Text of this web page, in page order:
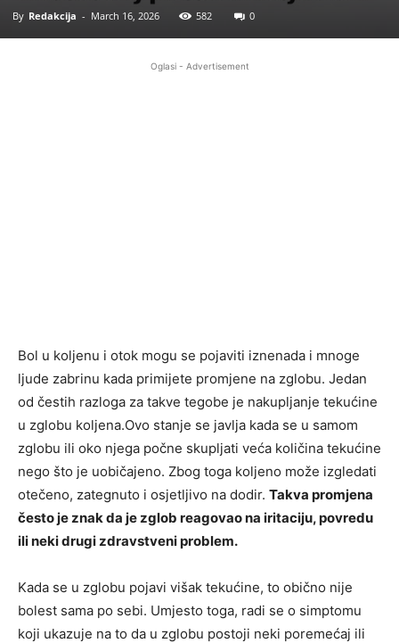
By Redakcija - March 16, 2026 582 0
Oglasi - Advertisement
Bol u koljenu i otok mogu se pojaviti iznenada i mnoge
ljude zabrinu kada primijete promjene na zglobu. Jedan
od čestih razloga za takve tegobe je nakupljanje tekućine
u zglobu koljena.Ovo stanje se javlja kada se u samom
zglobu ili oko njega počne skupljati veća količina tekućine
nego što je uobičajeno. Zbog toga koljeno može izgledati
otečeno, zategnuto i osjetljivo na dodir. Takva promjena
često je znak da je zglob reagovao na iritaciju, povredu
ili neki drugi zdravstveni problem.
Kada se u zglobu pojavi višak tekućine, to obično nije
bolest sama po sebi. Umjesto toga, radi se o simptomu
koji ukazuje na to da u zglobu postoji neki poremećaj ili